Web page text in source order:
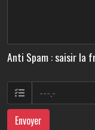
Anti Spam : saisir la
Envoyer